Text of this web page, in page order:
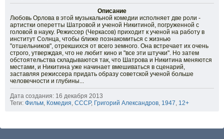
Описание
Любовь Орлова в этой музыкальной комедии исполняет две роли -
артистки оперетты Шатровой и ученой Никитиной, погруженной с
головой в науку. Режиссер (Черкасов) приходит к ученой на работу в
институт Солнца, чтобы ближе познакомиться с жизнью
"отшельников", отрекшихся от всего земного. Она встречает их очень
строго, утверждая, что не любит кино и "все эти штучки". Но затем
обстоятельства складываются так, что Шатрова и Никитина меняются
местами, и Никитина уже начинает вмешиваться в сценарий,
заставляя режиссера придать образу советской ученой больше
человечности и глубины...
Дата создания: 16 декабря 2013
Теги: Фильм, Комедия, СССР, Григорий Александров, 1947, 12+